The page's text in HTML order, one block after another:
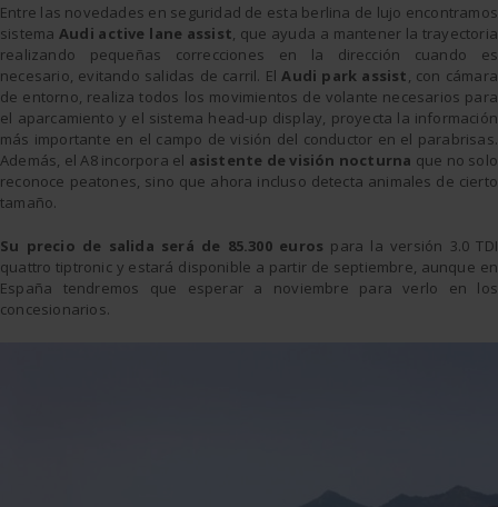
Entre las novedades en seguridad de esta berlina de lujo encontramos
sistema Audi active lane assist , que ayuda a mantener la trayectoria
realizando pequeñas correcciones en la dirección cuando es
necesario, evitando salidas de carril. El Audi park assist , con cámara
de entorno, realiza todos los movimientos de volante necesarios para
el aparcamiento y el sistema head-up display, proyecta la información
más importante en el campo de visión del conductor en el parabrisas.
Además, el A8 incorpora el asistente de visión nocturna que no solo
reconoce peatones, sino que ahora incluso detecta animales de cierto
tamaño.
Su precio de salida será de 85.300 euros para la versión 3.0 TDI
quattro tiptronic y estará disponible a partir de septiembre, aunque en
España tendremos que esperar a noviembre para verlo en los
concesionarios.